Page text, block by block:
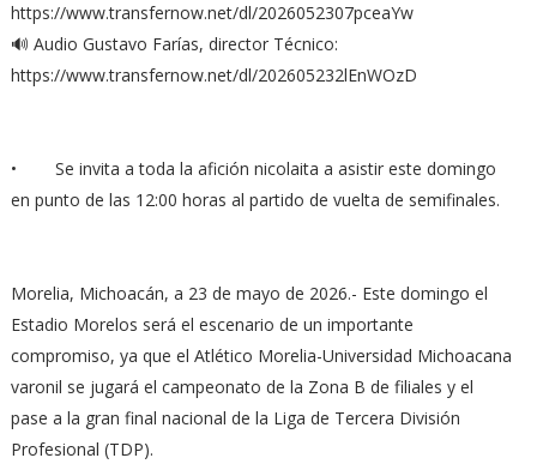
https://www.transfernow.net/dl/2026052307pceaYw
🔊 Audio Gustavo Farías, director Técnico:
https://www.transfernow.net/dl/202605232lEnWOzD
• Se invita a toda la afición nicolaita a asistir este domingo
en punto de las 12:00 horas al partido de vuelta de semifinales.
Morelia, Michoacán, a 23 de mayo de 2026.- Este domingo el
Estadio Morelos será el escenario de un importante
compromiso, ya que el Atlético Morelia-Universidad Michoacana
varonil se jugará el campeonato de la Zona B de filiales y el
pase a la gran final nacional de la Liga de Tercera División
Profesional (TDP).